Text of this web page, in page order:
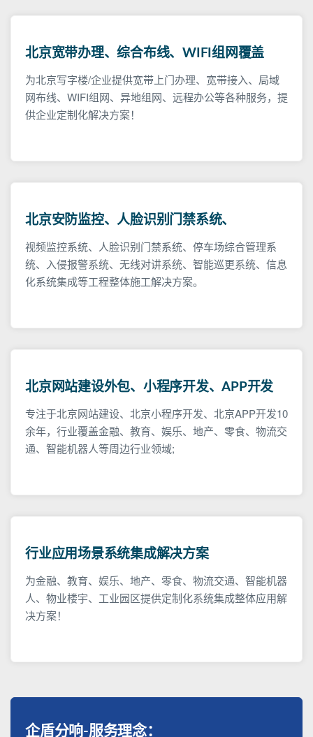
北京宽带办理、综合布线、WIFI组网覆盖
为北京写字楼/企业提供宽带上门办理、宽带接入、局域
网布线、WIFI组网、异地组网、远程办公等各种服务，提
供企业定制化解决方案！
北京安防监控、人脸识别门禁系统、
视频监控系统、人脸识别门禁系统、停车场综合管理系
统、入侵报警系统、无线对讲系统、智能巡更系统、信息
化系统集成等工程整体施工解决方案。
北京网站建设外包、小程序开发、APP开发
专注于北京网站建设、北京小程序开发、北京APP开发10
余年，行业覆盖金融、教育、娱乐、地产、零食、物流交
通、智能机器人等周边行业领域;
行业应用场景系统集成解决方案
为金融、教育、娱乐、地产、零食、物流交通、智能机器
人、物业楼宇、工业园区提供定制化系统集成整体应用解
决方案！
企盾分响-服务理念：